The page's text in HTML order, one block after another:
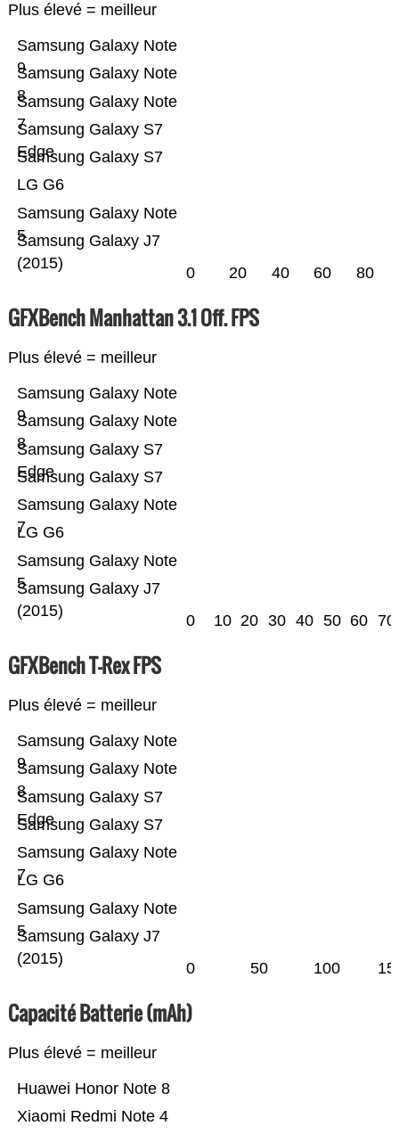
Plus élevé = meilleur
Samsung Galaxy J7
(2015)
Samsung Galaxy Note
5
LG G6
Samsung Galaxy S7
Samsung Galaxy S7
Edge
Samsung Galaxy Note
7
Samsung Galaxy Note
8
Samsung Galaxy Note
9
0 20 40 60 80
GFXBench Manhattan 3.1 Off. FPS
Plus élevé = meilleur
Samsung Galaxy J7
(2015)
Samsung Galaxy Note
5
LG G6
Samsung Galaxy Note
7
Samsung Galaxy S7
Samsung Galaxy S7
Edge
Samsung Galaxy Note
8
Samsung Galaxy Note
9
0 10 20 30 40 50 60 70
GFXBench T-Rex FPS
Plus élevé = meilleur
Samsung Galaxy J7
(2015)
Samsung Galaxy Note
5
LG G6
Samsung Galaxy Note
7
Samsung Galaxy S7
Samsung Galaxy S7
Edge
Samsung Galaxy Note
8
Samsung Galaxy Note
9
0 50 100
Capacité Batterie (mAh)
Plus élevé = meilleur
Xiaomi Redmi Note 4
Huawei Honor Note 8